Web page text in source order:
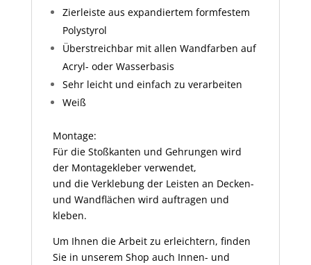
Zierleiste aus expandiertem formfestem
Polystyrol
Überstreichbar mit allen Wandfarben auf
Acryl- oder Wasserbasis
Sehr leicht und einfach zu verarbeiten
Weiß
Montage:
Für die Stoßkanten und Gehrungen wird
der Montagekleber verwendet,
und die Verklebung der Leisten an Decken-
und Wandflächen wird auftragen und
kleben.
Um Ihnen die Arbeit zu erleichtern, finden
Sie in unserem Shop auch Innen- und